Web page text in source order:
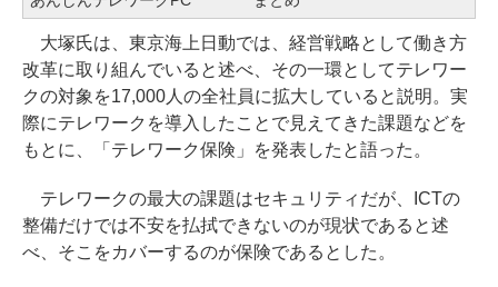
大塚氏は、東京海上日動では、経営戦略として働き方
改革に取り組んでいると述べ、その一環としてテレワー
クの対象を17,000人の全社員に拡大していると説明。実
際にテレワークを導入したことで見えてきた課題などを
もとに、「テレワーク保険」を発表したと語った。
テレワークの最大の課題はセキュリティだが、ICTの
整備だけでは不安を払拭できないのが現状であると述
べ、そこをカバーするのが保険であるとした。